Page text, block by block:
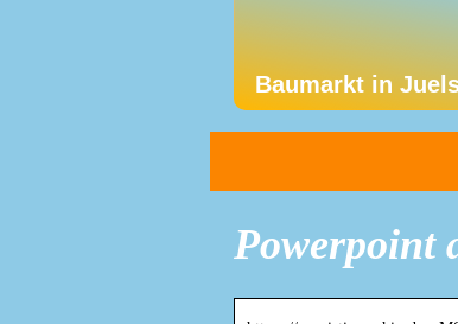
Baumarkt in
Powerpoint